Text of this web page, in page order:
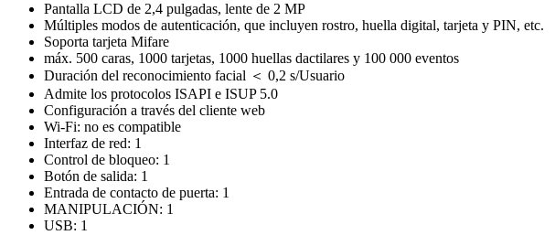
Pantalla LCD de 2,4 pulgadas, lente de 2 MP
Múltiples modos de autenticación, que incluyen rostro, huella digital, tarjeta y PIN, etc.
Soporta tarjeta Mifare
máx. 500 caras, 1000 tarjetas, 1000 huellas dactilares y 100 000 eventos
Duración del reconocimiento facial ＜ 0,2 s/Usuario
Admite los protocolos ISAPI e ISUP 5.0
Configuración a través del cliente web
Wi-Fi: no es compatible
Interfaz de red: 1
Control de bloqueo: 1
Botón de salida: 1
Entrada de contacto de puerta: 1
MANIPULACIÓN: 1
USB: 1